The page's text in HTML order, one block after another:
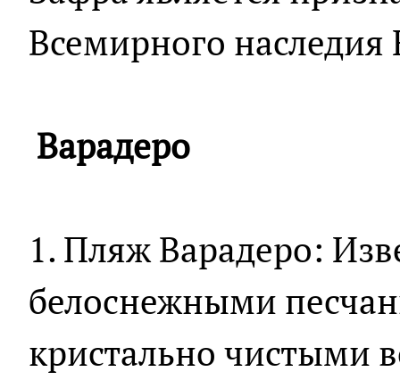
Всемирного
Варадеро
1. Пляж Варадеро:
белоснежными
кристально чистыми